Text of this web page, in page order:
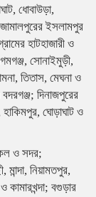
ধোবাউড়া,
ইসলামপুর
হাটহাজারী ও
সোনাইমুড়ী,
তিতাস, মেঘনা ও
দিনাজপুরের
হাকিমপুর, ঘোড়াঘাট ও
ও সদর;
নিয়ামতপুর,
কামারখন্দা; বগুড়ার